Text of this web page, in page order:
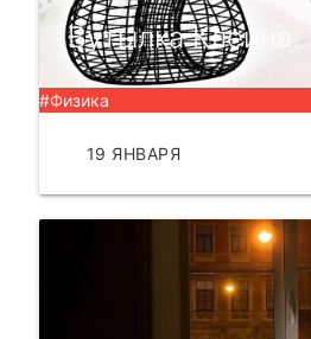
Бутылка Клейна.
#Физика
19 ЯНВАРЯ